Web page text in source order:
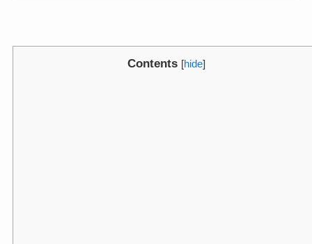
Contents [hide]